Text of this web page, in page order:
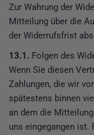
Zur Wahrung der
Mitteilung über die
der Widerrufsfrist
13.1. Folgen des
Wenn Sie diesen
Zahlungen, die wir
spätestens binnen
an dem die
uns eingegangen ist.